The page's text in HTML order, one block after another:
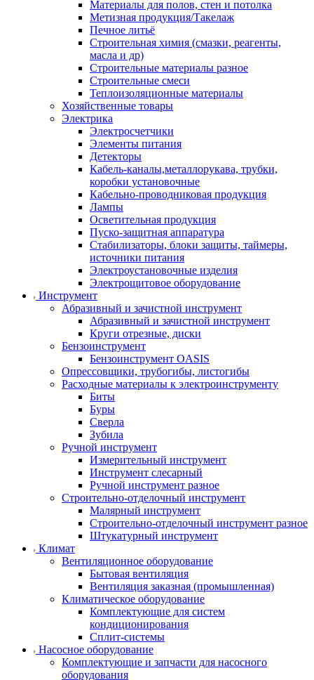
Материалы для полов, стен и потолка
Метизная продукция/Такелаж
Печное литьё
Строительная химия (смазки, реагенты,
масла и др)
Строительные материалы разное
Строительные смеси
Теплоизоляционные материалы
Хозяйственные товары
Электрика
Электросчетчики
Элементы питания
Детекторы
Кабель-каналы,металлорукава, трубки,
коробки установочные
Кабельно-проводниковая продукция
Лампы
Осветительная продукция
Пуско-защитная аппаратура
Стабилизаторы, блоки защиты, таймеры,
источники питания
Электроустановочные изделия
Электрощитовое оборудование
Инструмент
Абразивный и зачистной инструмент
Абразивный и зачистной инструмент
Круги отрезные, диски
Бензоинструмент
Бензоинструмент OASIS
Опрессовщики, трубогибы, листогибы
Расходные материалы к электроинструменту
Биты
Буры
Сверла
Зубила
Ручной инструмент
Измерительный инструмент
Инструмент слесарный
Ручной инструмент разное
Строительно-отделочный инструмент
Малярный инструмент
Строительно-отделочный инструмент разное
Штукатурный инструмент
Климат
Вентиляционное оборудование
Бытовая вентиляция
Вентиляция заказная (промышленная)
Климатическое оборудование
Комплектующие для систем
кондиционирования
Сплит-системы
Насосное оборудование
Комплектующие и запчасти для насосного
оборудования